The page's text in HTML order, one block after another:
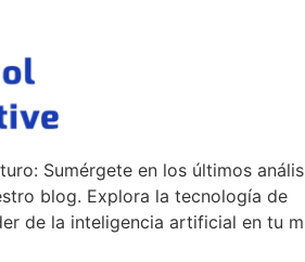
Sumérgete en los últimos
blog. Explora la tecnología de
de la inteligencia artificial en tu